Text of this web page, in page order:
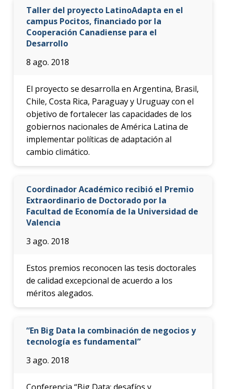
Taller del proyecto LatinoAdapta en el
campus Pocitos, financiado por la
Cooperación Canadiense para el
Desarrollo
8 ago. 2018
El proyecto se desarrolla en Argentina, Brasil,
Chile, Costa Rica, Paraguay y Uruguay con el
objetivo de fortalecer las capacidades de los
gobiernos nacionales de América Latina de
implementar políticas de adaptación al
cambio climático.
Coordinador Académico recibió el Premio
Extraordinario de Doctorado por la
Facultad de Economía de la Universidad de
Valencia
3 ago. 2018
Estos premios reconocen las tesis doctorales
de calidad excepcional de acuerdo a los
méritos alegados.
“En Big Data la combinación de negocios y
tecnología es fundamental”
3 ago. 2018